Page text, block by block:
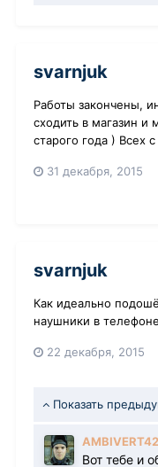
svarnjuk
Работы закончены,
сходить в магазин и
старого года ) Всех
31 декабря, 2015
svarnjuk
Как идеально
наушники в
22 декабря, 2015
Показать
AMBIVERT42
Вот тебе и